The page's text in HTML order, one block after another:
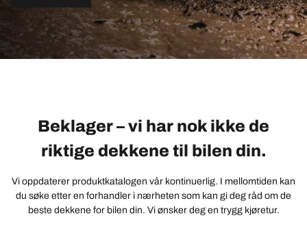
Beklager – vi har nok ikke de
riktige dekkene til bilen din.
Vi oppdaterer produktkatalogen vår kontinuerlig. I mellomtiden kan
du søke etter en forhandler i nærheten som kan gi deg råd om de
beste dekkene for bilen din. Vi ønsker deg en trygg kjøretur.